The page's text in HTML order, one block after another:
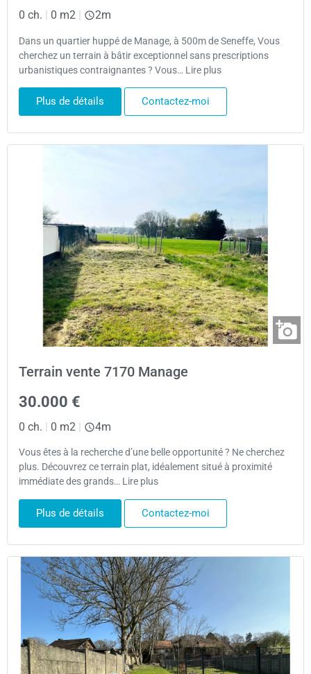
0 ch. 0 m2 2m
Dans un quartier huppé de Manage, à 500m de Seneffe, Vous
cherchez un terrain à bâtir exceptionnel sans prescriptions
urbanistiques contraignantes ? Vous… Lire plus
Plus de détails Contactez-moi
Terrain vente 7170 Manage
30.000 €
0 ch. | 0 m2 | 4m
Vous êtes à la recherche d’une belle opportunité ? Ne cherchez
plus. Découvrez ce terrain plat, idéalement situé à proximité
immédiate des grands… Lire plus
Plus de détails Contactez-moi